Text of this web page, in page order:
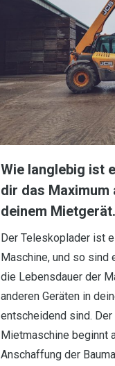
Wie langlebig ist
dir das Maximum
deinem Mietgerät.
Der Teleskoplader ist
Maschine, und so sind
die Lebensdauer der
anderen Geräten in
entscheidend sind.
Mietmaschine beginnt
Anschaffung der